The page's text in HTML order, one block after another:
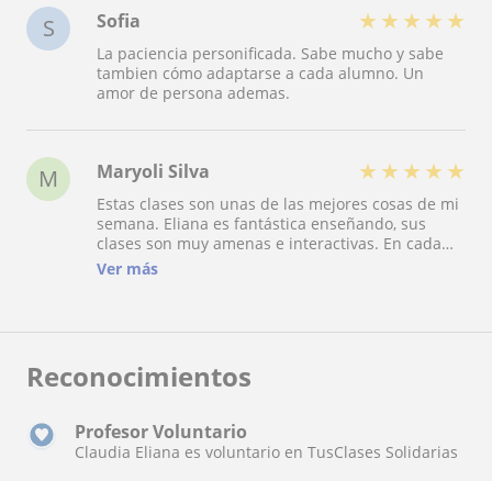
S Sofia ★ ★ ★ ★ ★
La paciencia personificada. Sabe mucho y sabe
tambien cómo adaptarse a cada alumno. Un
amor de persona ademas.
M Maryoli Silva ★ ★ ★ ★ ★
Estas clases son unas de las mejores cosas de mi
semana. Eliana es fantástica enseñando, sus
clases son muy amenas e interactivas. En cada
lección me llevo algo nuevo, incluso cuando
Ver más
Reconocimientos
Profesor Voluntario
Claudia Eliana es voluntario en TusClases Solidarias